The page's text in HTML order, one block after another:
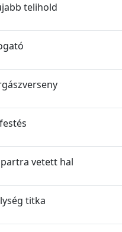
telihold
partra vetett hal
titka